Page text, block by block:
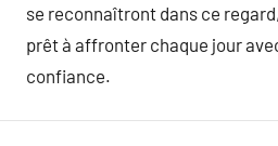
se reconnaîtront dans ce
prêt à affronter chaque jour
confiance.